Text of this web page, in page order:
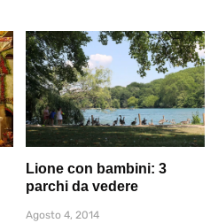
Lione con bambini: 3
parchi da vedere
Agosto 4, 2014